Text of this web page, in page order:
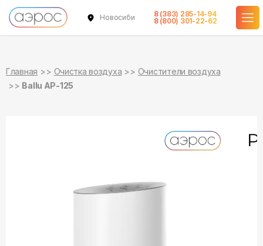
Новосибирск
8 (383) 285-14-94
8 (800) 301-22-62
Главная Очистка воздуха
Очистители воздуха
Ballu AP-125
в наличии